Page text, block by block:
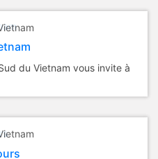
du Vietnam vous invite à